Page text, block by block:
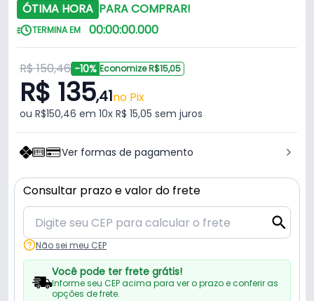
ÓTIMA HORA PARA COMPRAR!
TERMINA EM 00:00:00.000
R$ 150,46 -10% Economize R$15,05
R$ 135,41no Pix
ou R$150,46 em 10x R$ 15,05 sem juros
Ver formas de pagamento
Consultar prazo e valor do frete
Não sei meu CEP
Você pode ter frete grátis!
Informe seu CEP acima para ver o prazo e conferir as
opções de frete.